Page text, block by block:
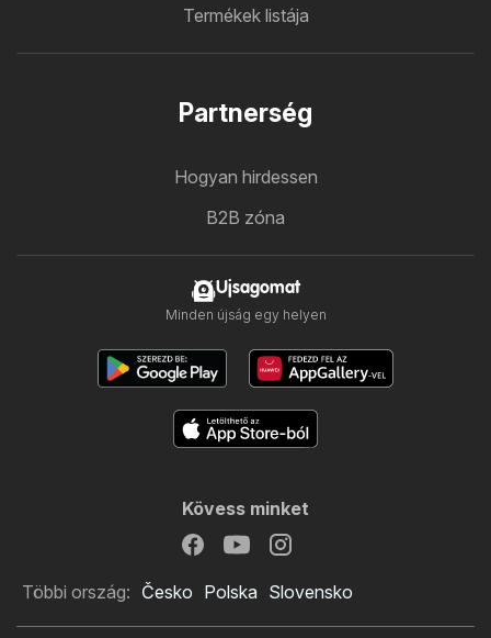
Termékek listája
Partnerség
Hogyan hirdessen
B2B zóna
Ujsagomat
Minden újság egy helyen
Kövess minket
Többi ország: Česko Polska Slovensko